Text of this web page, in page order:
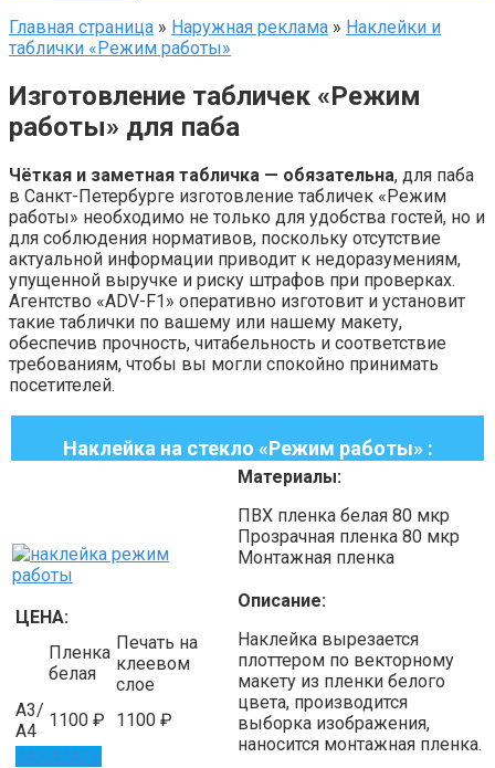
Главная страница » Наружная реклама » Наклейки и
таблички «Режим работы»
Изготовление табличек «Режим
работы» для паба
Чёткая и заметная табличка — обязательна, для паба
в Санкт-Петербурге изготовление табличек «Режим
работы» необходимо не только для удобства гостей, но и
для соблюдения нормативов, поскольку отсутствие
актуальной информации приводит к недоразумениям,
упущенной выручке и риску штрафов при проверках.
Агентство «ADV-F1» оперативно изготовит и установит
такие таблички по вашему или нашему макету,
обеспечив прочность, читабельность и соответствие
требованиям, чтобы вы могли спокойно принимать
посетителей.
Наклейка на стекло «Режим работы» :
ЦЕНА:
Пленка
белая
Печать на
клеевом
слое
А3/
А4
1100 ₽ 1100 ₽
ЗАКАЗАТЬ
Материалы:
ПВХ пленка белая 80 мкр
Прозрачная пленка 80 мкр
Монтажная пленка
Описание:
Наклейка вырезается
плоттером по векторному
макету из пленки белого
цвета, производится
выборка изображения,
наносится монтажная пленка.